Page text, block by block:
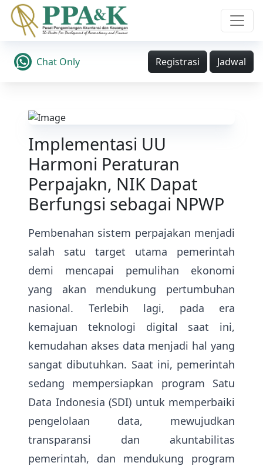
Chat Only Registrasi Jadwal
Implementasi UU
Harmoni Peraturan
Perpajakn, NIK Dapat
Berfungsi sebagai NPWP
Pembenahan sistem perpajakan menjadi
salah satu target utama pemerintah
demi mencapai pemulihan ekonomi
yang akan mendukung pertumbuhan
nasional. Terlebih lagi, pada era
kemajuan teknologi digital saat ini,
kemudahan akses data menjadi hal yang
sangat dibutuhkan. Saat ini, pemerintah
sedang mempersiapkan program Satu
Data Indonesia (SDI) untuk memperbaiki
pengelolaan data, mewujudkan
transparansi dan akuntabilitas
pemerintah, dan mendukung program